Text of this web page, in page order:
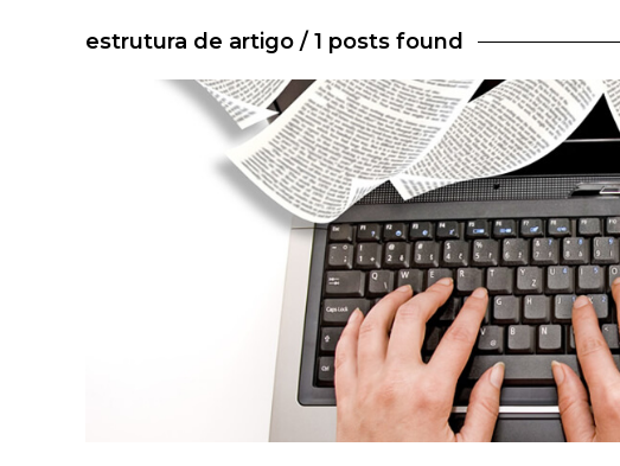
estrutura de artigo / 1 posts found